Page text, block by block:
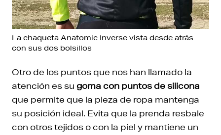
La chaqueta Anatomic Inverse vista desde atrás
con sus dos bolsillos
Otro de los puntos que nos han llamado la
atención es su goma con puntos de silicona
que permite que la pieza de ropa mantenga
su posición ideal. Evita que la prenda resbale
con otros tejidos o con la piel y mantiene un